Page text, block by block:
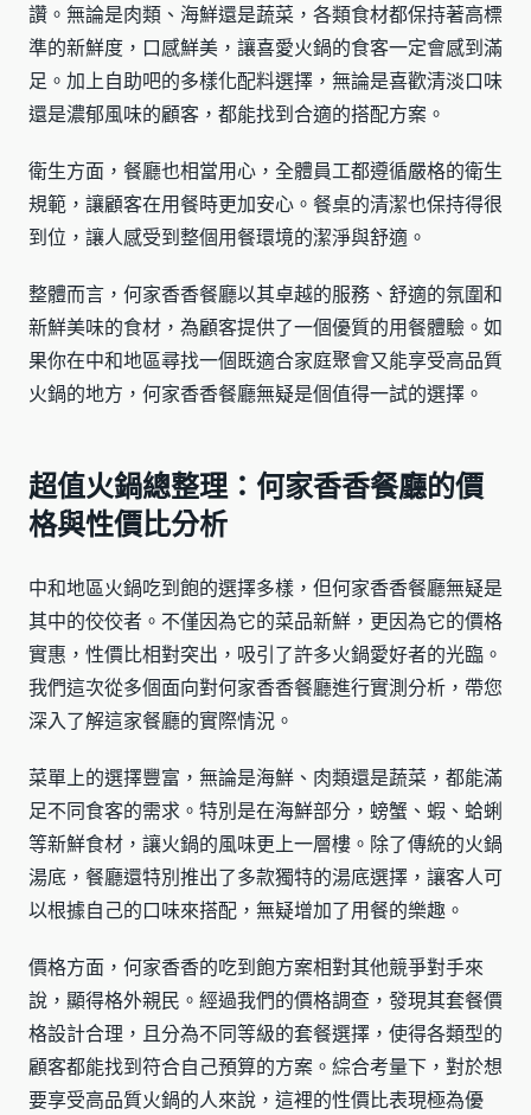
讚。無論是肉類、海鮮還是蔬菜，各類食材都保持著高標
準的新鮮度，口感鮮美，讓喜愛火鍋的食客一定會感到滿
足。加上自助吧的多樣化配料選擇，無論是喜歡清淡口味
還是濃郁風味的顧客，都能找到合適的搭配方案。
衛生方面，餐廳也相當用心，全體員工都遵循嚴格的衛生
規範，讓顧客在用餐時更加安心。餐桌的清潔也保持得很
到位，讓人感受到整個用餐環境的潔淨與舒適。
整體而言，何家香香餐廳以其卓越的服務、舒適的氛圍和
新鮮美味的食材，為顧客提供了一個優質的用餐體驗。如
果你在中和地區尋找一個既適合家庭聚會又能享受高品質
火鍋的地方，何家香香餐廳無疑是個值得一試的選擇。
超值火鍋總整理：何家香香餐廳的價
格與性價比分析
中和地區火鍋吃到飽的選擇多樣，但何家香香餐廳無疑是
其中的佼佼者。不僅因為它的菜品新鮮，更因為它的價格
實惠，性價比相對突出，吸引了許多火鍋愛好者的光臨。
我們這次從多個面向對何家香香餐廳進行實測分析，帶您
深入了解這家餐廳的實際情況。
菜單上的選擇豐富，無論是海鮮、肉類還是蔬菜，都能滿
足不同食客的需求。特別是在海鮮部分，螃蟹、蝦、蛤蜊
等新鮮食材，讓火鍋的風味更上一層樓。除了傳統的火鍋
湯底，餐廳還特別推出了多款獨特的湯底選擇，讓客人可
以根據自己的口味來搭配，無疑增加了用餐的樂趣。
價格方面，何家香香的吃到飽方案相對其他競爭對手來
說，顯得格外親民。經過我們的價格調查，發現其套餐價
格設計合理，且分為不同等級的套餐選擇，使得各類型的
顧客都能找到符合自己預算的方案。綜合考量下，對於想
要享受高品質火鍋的人來說，這裡的性價比表現極為優